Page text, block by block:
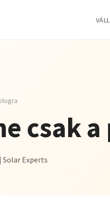
csak a
Solar Experts